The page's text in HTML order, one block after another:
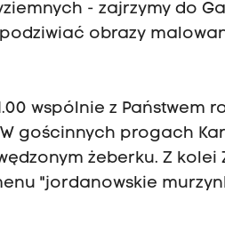
- zajrzymy do
obrazy
wspólnie z
gościnnych progach
żeberku. Z
"jordanowskie